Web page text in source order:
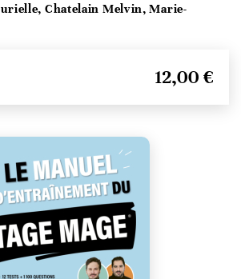
Chatelain Melvin, Marie-
12,00 €